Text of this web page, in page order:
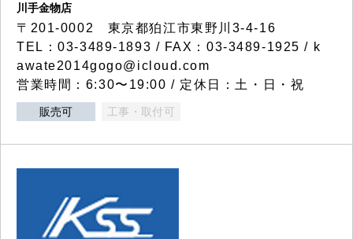
川手金物店
〒201-0002 東京都狛江市東野川3-4-16
TEL：03-3489-1893 / FAX：03-3489-1925 / k
awate2014gogo@icloud.com
営業時間：6:30〜19:00 / 定休日：土・日・祝
販売可 工事・取付可